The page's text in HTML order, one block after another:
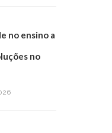
no ensino a
no